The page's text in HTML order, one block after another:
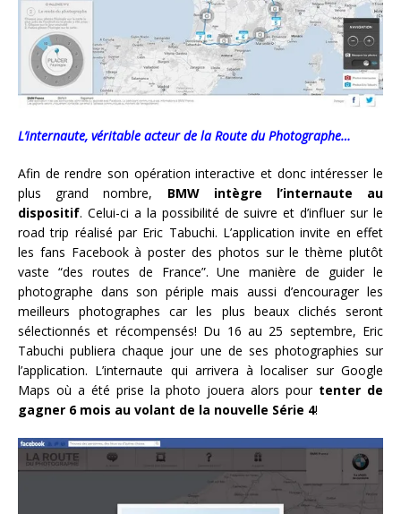
L’internaute, véritable acteur de la Route du Photographe…
Afin de rendre son opération interactive et donc intéresser le
plus grand nombre, BMW intègre l’internaute au
dispositif. Celui-ci a la possibilité de suivre et d’influer sur le
road trip réalisé par Eric Tabuchi. L’application invite en effet
les fans Facebook à poster des photos sur le thème plutôt
vaste “des routes de France”. Une manière de guider le
photographe dans son périple mais aussi d’encourager les
meilleurs photographes car les plus beaux clichés seront
sélectionnés et récompensés! Du 16 au 25 septembre, Eric
Tabuchi publiera chaque jour une de ses photographies sur
l’application. L’internaute qui arrivera à localiser sur Google
Maps où a été prise la photo jouera alors pour tenter de
gagner 6 mois au volant de la nouvelle Série 4!